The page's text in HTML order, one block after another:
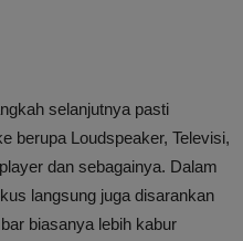
selanjutnya pasti
berupa Loudspeaker, Televisi,
dan sebagainya. Dalam
langsung juga disarankan
biasanya lebih kabur